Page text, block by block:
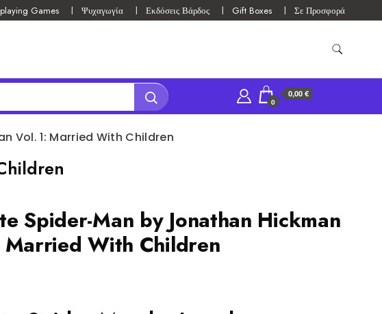
Games Ψυχαγωγία Εκδόσεις Βάρδος Gift Boxes Σε Προσφορά
0
0,00 €
Vol. 1: Married With Children
Spider-Man by Jonathan Hickman
Married With Children